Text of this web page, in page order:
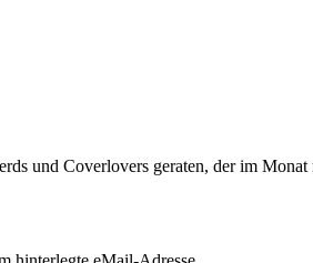
und Coverlovers geraten, der im